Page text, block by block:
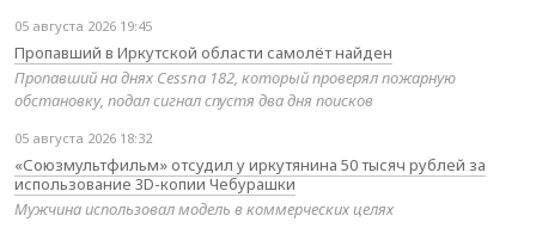
05 августа 2026 19:45
Пропавший в Иркутской области самолёт найден
Пропавший на днях Cessna 182, который проверял пожарную
обстановку, подал сигнал спустя два дня поисков
05 августа 2026 18:32
«Союзмультфильм» отсудил у иркутянина 50 тысяч рублей за
использование 3D-копии Чебурашки
Мужчина использовал модель в коммерческих целях